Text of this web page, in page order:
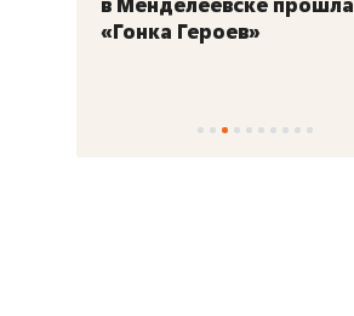
«Гонка Героев»